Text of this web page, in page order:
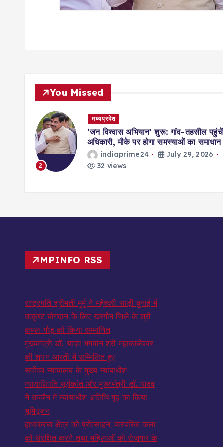
You Missed
2
मध्यप्रदेश
‘जन विश्वास अभियान’ शुरू: गांव-तहसील
अधिकारी, मौके पर होगा समस्याओं का समाधान
indiaprime24
July 29, 2026
32 views
MPINFO RSS
राष्ट्रपति श्रीमती मुर्मु ने महेश्वरी साड़ी बुनाई में
उत्कृष्ट योगदान के लिए खरगोन जिले के श्री
कमल गौड़ को किया सम्मानित
मुख्यमंत्री डॉ. यादव भगवान श्री महाकालेश्‍वर
की शयन आरती में सम्मिलित हुए
सर्वोच्च न्यायालय के मुख्‍य न्‍यायाधीश
न्यायाधिपति सूर्यकांत और मुख्यमंत्री डॉ. यादव
ने उज्जैन में न्यायाधीश अतिथि गृह का किया
भूमिपूजन
हाथकरघा क्षेत्र को प्रोत्साहन, पारंपरिक कला
को संरक्षित करने तथा महिलाओं को रोजगार के